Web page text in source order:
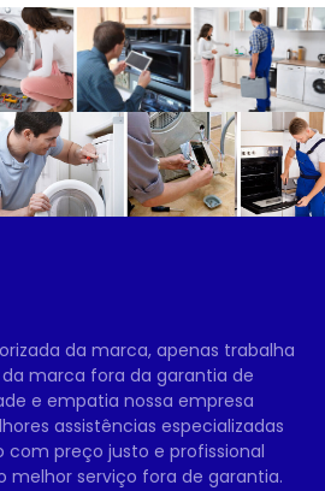
da marca, apenas trabalha
marca fora da garantia de
e empatia nossa empresa
assistências especializadas
com preço justo e profissional
melhor serviço fora de garantia.